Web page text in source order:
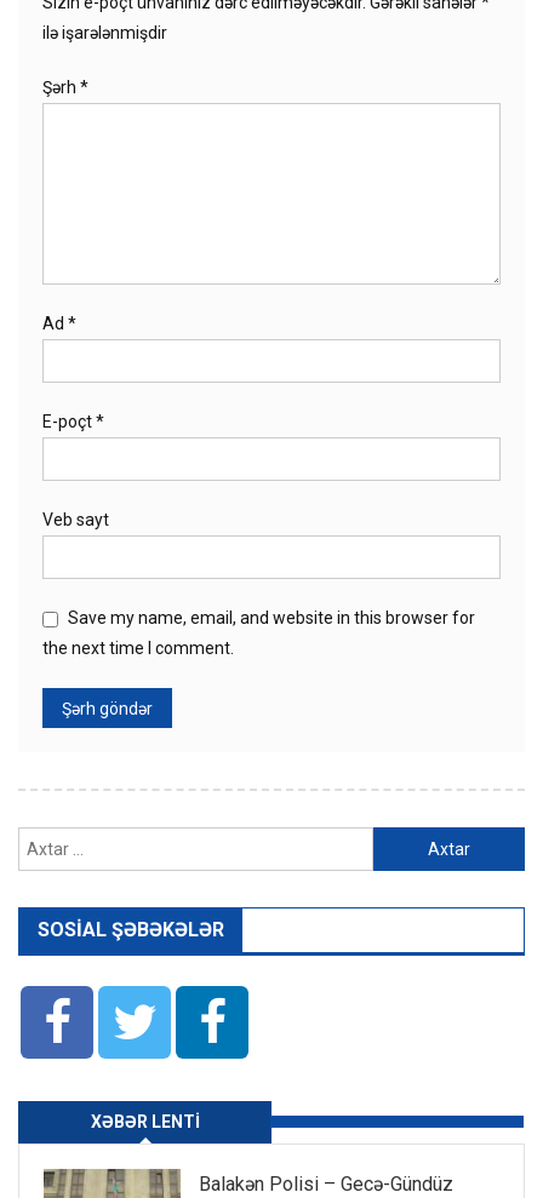
ilə işarələnmişdir
Şərh *
Ad *
E-poçt*
Veb sayt
Save my name, email, and website in this browser for
the next time I comment.
SOSIAL ŞƏBƏKƏLƏR
XƏBƏR LENTI
Balakən Polisi – Gecə-Gündüz